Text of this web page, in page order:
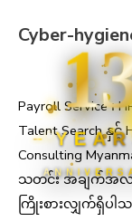
Cyber-
Payroll Service ၊
Talent Search နှင့်
Consulting
သတင်း အချက်အလ
ကြိုးစားလျှက်ရှိပါ